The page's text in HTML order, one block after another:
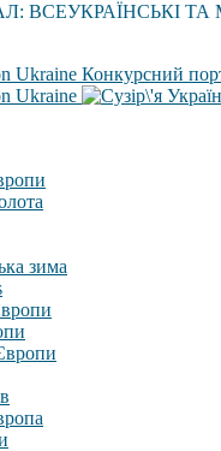
ВСЕУКРАЇНСЬКІ
Конкурсний
зима